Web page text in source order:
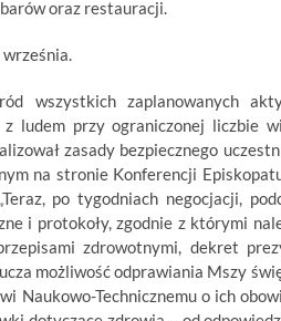
oraz restauracji.
września.
wszystkich zaplanowanych
ludem przy ograniczonej liczbie
zasady bezpiecznego
na stronie Konferencji
po tygodniach negocjacji,
i protokoły, zgodnie z którymi
zdrowotnymi, dekret
możliwość odprawiania Mszy
Naukowo-Technicznemu o ich